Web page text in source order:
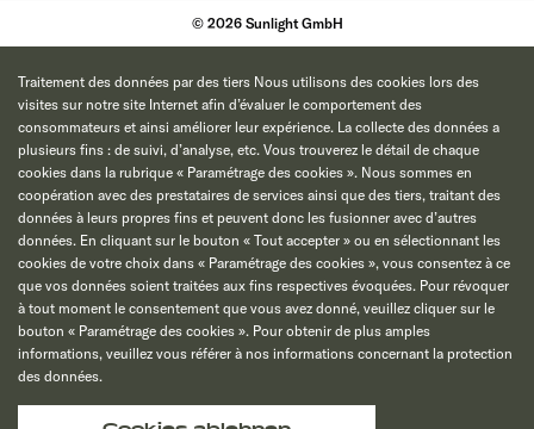
© 2026 Sunlight GmbH
Traitement des données par des tiers Nous utilisons des cookies lors des
visites sur notre site Internet afin d’évaluer le comportement des
consommateurs et ainsi améliorer leur expérience. La collecte des données a
plusieurs fins : de suivi, d’analyse, etc. Vous trouverez le détail de chaque
cookies dans la rubrique « Paramétrage des cookies ». Nous sommes en
coopération avec des prestataires de services ainsi que des tiers, traitant des
données à leurs propres fins et peuvent donc les fusionner avec d’autres
données. En cliquant sur le bouton « Tout accepter » ou en sélectionnant les
cookies de votre choix dans « Paramétrage des cookies », vous consentez à ce
que vos données soient traitées aux fins respectives évoquées. Pour révoquer
à tout moment le consentement que vous avez donné, veuillez cliquer sur le
bouton « Paramétrage des cookies ». Pour obtenir de plus amples
informations, veuillez vous référer à nos informations concernant la protection
des données.